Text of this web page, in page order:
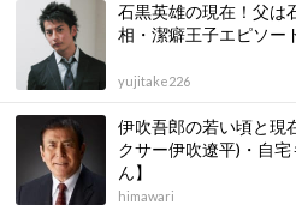
石黒英雄の現在！父は
相・潔癖王子エピソー
yujitake226
伊吹吾郎の若い頃と現
クサー伊吹遼平)・自
ん】
himawari